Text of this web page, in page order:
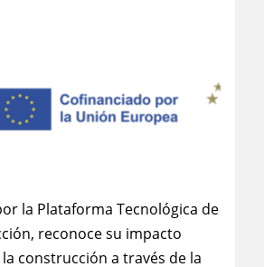
la Plataforma Tecnológica de
reconoce su impacto
construcción a través de la